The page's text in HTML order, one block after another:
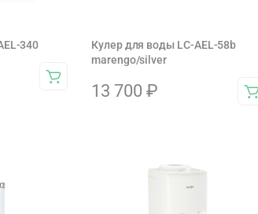
340
Кулер для воды LC-AEL-58b
marengo/silver
13 700 ₽